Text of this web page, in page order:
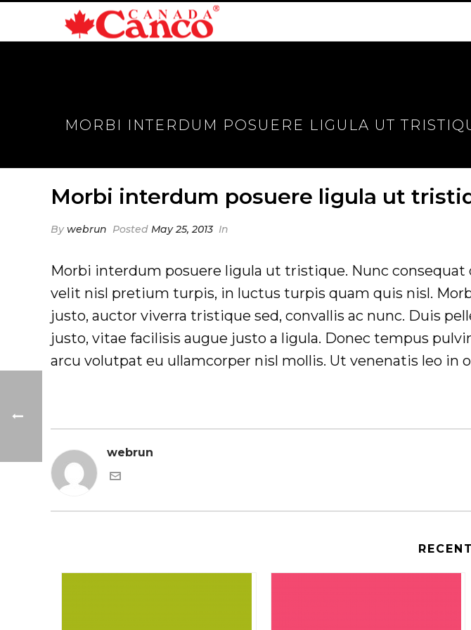
MORBI INTERDUM POSUERE LIGULA UT
Morbi interdum posuere ligula ut
Bywebrun Posted May 25, 2013 In
Morbi interdum posuere ligula ut tristique. Nunc
velit nisl pretium turpis, in luctus turpis quam quis nisl.
justo, auctor viverra tristique sed, convallis ac nunc. Duis
justo, vitae facilisis augue justo a ligula. Donec tempus
arcu volutpat eu ullamcorper nisl mollis. Ut venenatis leo in
webrun